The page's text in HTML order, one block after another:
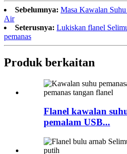
Sebelumnya: Masa Kawalan
Air
Seterusnya: Lukiskan flanel
pemanas
Produk berkaitan
Flanel kawalan
pemalam USB...